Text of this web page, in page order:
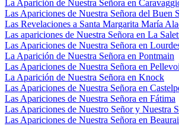
La Aparición de Nuestra Señora en
Las Apariciones de Nuestra Señora del Buen
Las Revelaciones a Santa Margarita María
Las apariciones de Nuestra Señora en La
Las Apariciones de Nuestra Señora en
La Aparición de Nuestra Señora en Pontmain
Las Apariciones de Nuestra Señora en
La Aparición de Nuestra Señora en Knock
Las Apariciones de Nuestra Señora en
Las Apariciones de Nuestra Señora en Fátima
Las Apariciones de Nuestro Señor y Nuestra
Las Apariciones de Nuestra Señora en